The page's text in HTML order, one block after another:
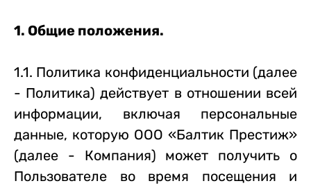
1. Общие положения.
1.1. Политика конфиденциальности (далее
- Политика) действует в отношении всей
информации, включая персональные
данные, которую ООО «Балтик Престиж»
(далее - Компания) может получить о
Пользователе во время посещения и